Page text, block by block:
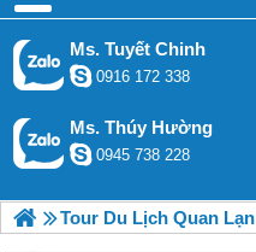
Ms. Tuyết Chinh
0916 172 338
Ms. Thúy Hường
0945 738 228
Tour Du Lịch Quan Lạn